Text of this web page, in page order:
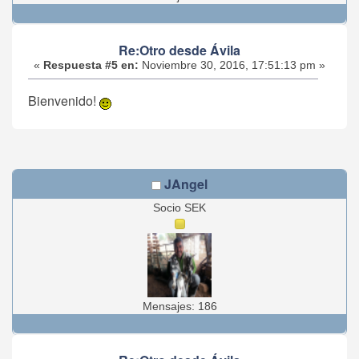
Re:Otro desde Ávila
« Respuesta #5 en: Noviembre 30, 2016, 17:51:13 pm »
Bienvenido!
JAngel
Socio SEK
Mensajes: 186